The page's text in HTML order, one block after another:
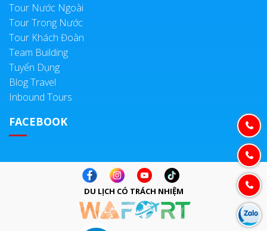
Tour Nước Ngoài
Tour Trong Nước
Tour Khách Đoàn
Team Building
Tuyển Dụng
Blog Travel
Inbound Tours
FACEBOOK
DU LỊCH CÓ TRÁCH NHIỆM